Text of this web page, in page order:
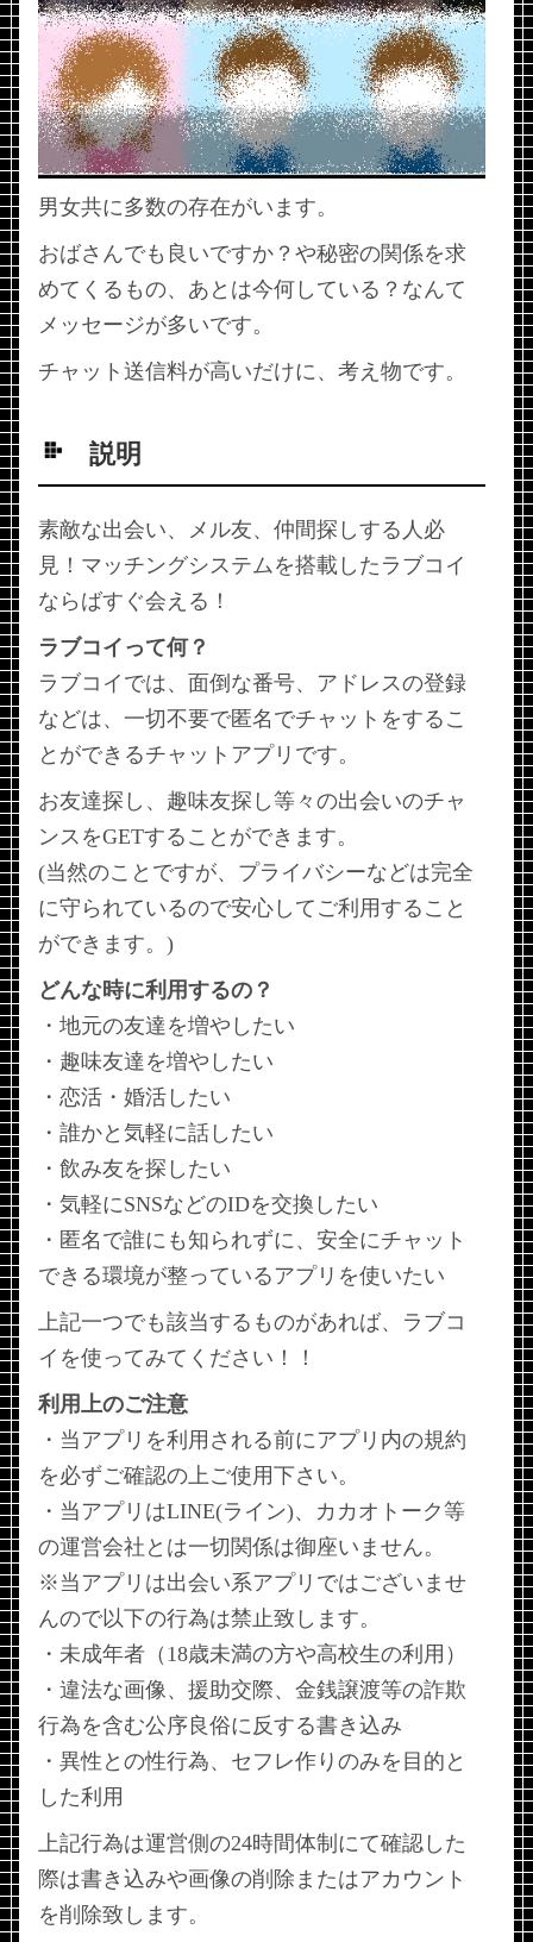
男女共に多数の存在がいます。
おばさんでも良いですか？や秘密の関係を求
めてくるもの、あとは今何している？なんて
メッセージが多いです。
チャット送信料が高いだけに、考え物です。
説明
素敵な出会い、メル友、仲間探しする人必
見！マッチングシステムを搭載したラブコイ
ならばすぐ会える！
ラブコイって何？
ラブコイでは、面倒な番号、アドレスの登録
などは、一切不要で匿名でチャットをするこ
とができるチャットアプリです。
お友達探し、趣味友探し等々の出会いのチャ
ンスをGETすることができます。
(当然のことですが、プライバシーなどは完全
に守られているので安心してご利用すること
ができます。)
どんな時に利用するの？
・地元の友達を増やしたい
・趣味友達を増やしたい
・恋活・婚活したい
・誰かと気軽に話したい
・飲み友を探したい
・気軽にSNSなどのIDを交換したい
・匿名で誰にも知られずに、安全にチャット
できる環境が整っているアプリを使いたい
上記一つでも該当するものがあれば、ラブコ
イを使ってみてください！！
利用上のご注意
・当アプリを利用される前にアプリ内の規約
を必ずご確認の上ご使用下さい。
・当アプリはLINE(ライン)、カカオトーク等
の運営会社とは一切関係は御座いません。
※当アプリは出会い系アプリではございませ
んので以下の行為は禁止致します。
・未成年者（18歳未満の方や高校生の利用）
・違法な画像、援助交際、金銭譲渡等の詐欺
行為を含む公序良俗に反する書き込み
・異性との性行為、セフレ作りのみを目的と
した利用
上記行為は運営側の24時間体制にて確認した
際は書き込みや画像の削除またはアカウント
を削除致します。